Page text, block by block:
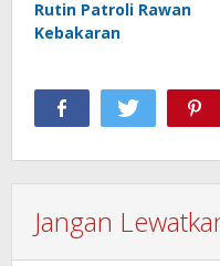
Rutin Patroli Rawan
Kebakaran
Jangan